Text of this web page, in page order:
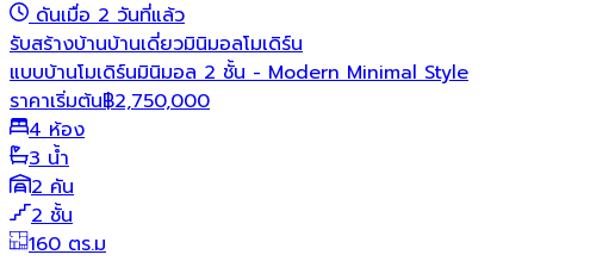
ดันเมื่อ 2 วันที่แล้ว
รับสร้างบ้านบ้านเดี่ยวมินิมอลโมเดิร์น
แบบบ้านโมเดิร์นมินิมอล 2 ชั้น - Modern Minimal Style
ราคาเริ่มต้น฿2,750,000
4 ห้อง
3 น้ำ
2 คัน
2 ชั้น
160 ตร.ม